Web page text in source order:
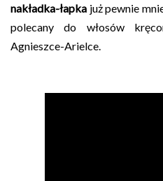
nakładka-łapka już pewnie
polecany do włosów
Agnieszce-Arielce.